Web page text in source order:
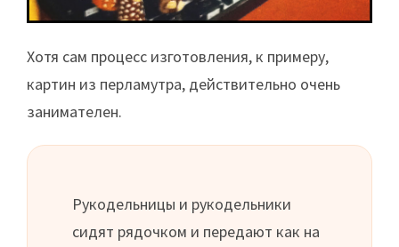
Хотя сам процесс изготовления, к примеру,
картин из перламутра, действительно очень
занимателен.
Рукодельницы и рукодельники
сидят рядочком и передают как на